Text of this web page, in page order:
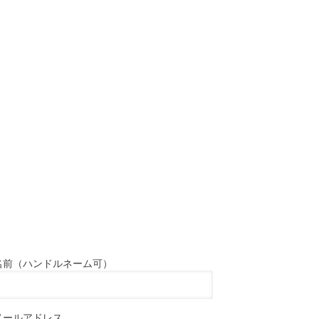
前（ハンドルネーム可）